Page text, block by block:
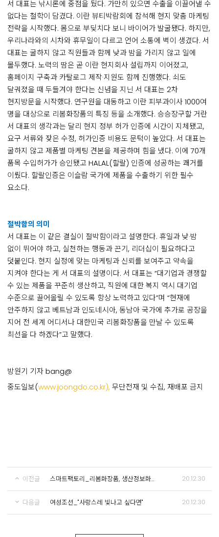
서 대표는 낚시론에 중점을 뒀다. 가만히 있으면 수출을 이끌어낼 수
없다는 철학이 담겼다. 이란 뷰티박람회에 참석해 현지 맞춤 마케팅
전략을 시작했다. 몸으로 부딪치다 보니 바이어가 발굴됐다. 하지만,
우리나라와의 시차와 휴무일이 다르고 언어 소통에 벽이 생겼다. 서
대표는 굴하지 않고 직원들과 함께 낮과 밤을 가리지 않고 일에
몰두했다. 노력의 땀은 곧 이란 현지회사 설립까지 이어졌고,
홈페이지 구축과 카탈로그 제작·지원도 함께 진행했다. 쇠도
달궈졌을 때 두들겨야 한다는 신념을 지닌 서 대표는 2차
현지방문을 시작했다. 연구원을 대동하고 이란 피부과이사 1000여
명을 대상으로 리봄화장품의 특징 등을 소개했다. 승승장구할 거란
서 대표의 생각과는 달리 현지 정부 허가 인증에 시간이 지체됐고,
요구 서류와 잦은 수정, 허가인증 비용도 문턱이 높았다. 서 대표는
굴하지 않고 제품별 마케팅 견본을 제공하며 힘을 냈다. 이에 70개
품목 수입허가가 승인됐고 HALAL(할랄) 인증에 성공하는 쾌거를
이뤘다. 할랄인증은 이슬람 국가에 제품을 수출하기 위한 필수
요소다.
절박함의 의미
서 대표는 이 같은 결실이 절박함이라고 설명한다. 휴일과 낮·밤
없이 뛰어야 하고, 실천하는 행동과 끈기, 리더십이 필요하다고
덧붙인다. 현지 실정에 맞는 마케팅과 신뢰를 보여주고 약속을
지켜야 한다는 게 서 대표의 설명이다. 서 대표는 “대기업과 경쟁할
수 있는 제품을 꾸준히 생산하고, 직원에 대한 복지 역시 대기업
수준으로 끌어올릴 수 있도록 항상 노력하고 있다”며 “현재에
안주하지 않고 베트남과 인도네시아, 동남아 국가에 추가로 공장을
지어 전 세계 어디서나 대한민국 리봄화장품을 만날 수 있도록
최선을 다 하겠다”고 말했다.
방원기 기자 bang@
중도일보(www.joongdo.co.kr), 무단전재 및 수집, 재배포 금지
이전글 스마트팩토리_리봄화장품, 생산정보화를 통한 경쟁력 확보 20.12.30
다음글 여성조선_"사랑스레 빛나고 싶다면" 20.12.30